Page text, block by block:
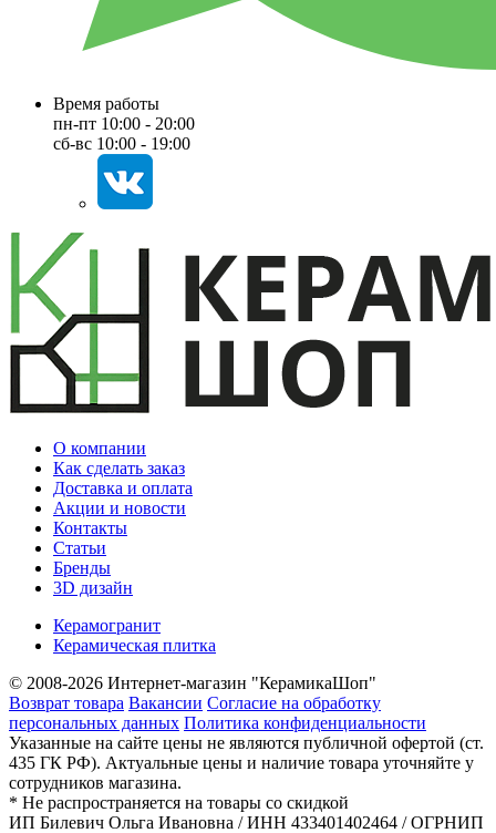
Время работы
пн-пт 10:00 - 20:00
сб-вс 10:00 - 19:00
О компании
Как сделать заказ
Доставка и оплата
Акции и новости
Контакты
Статьи
Бренды
3D дизайн
Керамогранит
Керамическая плитка
© 2008-2026 Интернет-магазин "КерамикаШоп"
Возврат товара Вакансии Согласие на обработку
персональных данных Политика конфиденциальности
Указанные на сайте цены не являются публичной офертой (ст.
435 ГК РФ). Актуальные цены и наличие товара уточняйте у
сотрудников магазина.
* Не распространяется на товары со скидкой
ИП Билевич Ольга Ивановна / ИНН 433401402464 / ОГРНИП